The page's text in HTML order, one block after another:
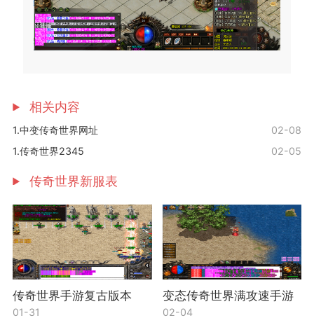
相关内容
1.中变传奇世界网址
02-08
1.传奇世界2345
02-05
传奇世界新服表
传奇世界手游复古版本
01-31
变态传奇世界满攻速手游
02-04